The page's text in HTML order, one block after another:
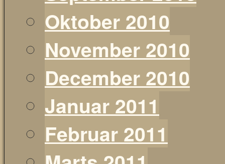
Oktober 2010
November 2010
December 2010
Januar 2011
Februar 2011